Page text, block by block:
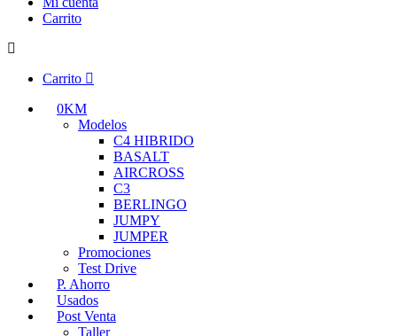
Carrito
Carrito
0KM
Modelos
C4 HIBRIDO
BASALT
AIRCROSS
C3
BERLINGO
JUMPY
JUMPER
Promociones
Test Drive
P. Ahorro
Usados
Post Venta
Taller